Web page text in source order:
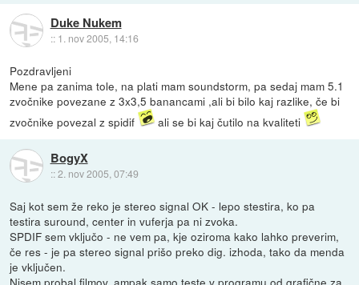
Duke Nukem
:: 1. nov 2005, 14:16
Pozdravljeni
Mene pa zanima tole, na plati mam soundstorm, pa sedaj mam 5.1
zvočnike povezane z 3x3,5 banancami ,ali bi bilo kaj razlike, če bi
zvočnike povezal z spidif
ali se bi kaj čutilo na kvaliteti
BogyX
::2. nov 2005, 07:49
Saj kot sem že reko je stereo signal OK - lepo stestira, ko pa
testira suround, center in vuferja pa ni zvoka.
SPDIF sem vključo - ne vem pa, kje oziroma kako lahko preverim,
če res - je pa stereo signal prišo preko dig. izhoda, tako da menda
je vključen.
Nisem probal filmov, ampak samo teste v programu od grafične za